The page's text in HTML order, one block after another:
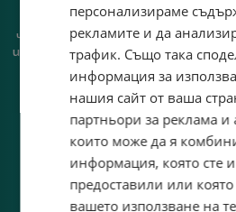
При нас говориш с реален
човек, не с чатбот, когато
имаш нужда от консултация
или справяне с проблем.
персонализираме
рекламите и да
трафик. Също така
информация за
нашия сайт от ваша
партньори за реклама и
които може да я
информация, която сте
предоставили или
вашето използване на